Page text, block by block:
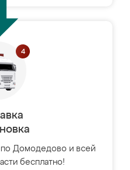
Домодедово и всей
бесплатно!